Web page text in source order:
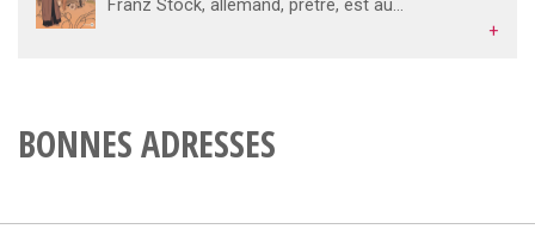
Franz Stock, allemand, prêtre, est aumônier des prisons de Paris entre 1940 et 1944. Il accompagne ainsi plus de mille résistants fusillés au mont Valérien. Après la guerre, il dirige l'expérience unique du Séminaire des barbelés, près de Chartres, où sont rassemblés les prisonniers de guerre allemands se préparant à la prêtrise. Marqué par les mouvements pour la paix, il est l'un des artisans de la réconciliation franco-allemande.
+
BONNES ADRESSES